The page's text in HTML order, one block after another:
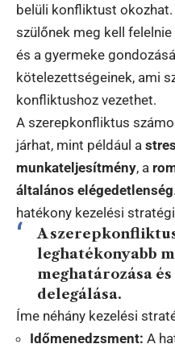
belüli konfliktust
szülőnek meg kell
és a gyermeke
kötelezettségeinek, ami
konfliktushoz vezethet.
A szerepkonfliktus
járhat, mint például a
munkateljesítmény, a
általános elégedetlenség
hatékony kezelési
A
leghatékonyabb
meghatározásaés
delegálása.
Íme néhány kezelési
Időmenedzsment: A